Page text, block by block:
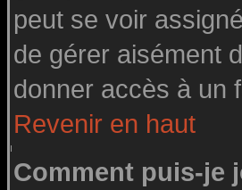
peut se voir
de gérer aisément
donner accès à un
Revenir en haut
Comment puis-je